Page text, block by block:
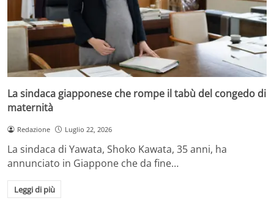
La sindaca giapponese che rompe il tabù del congedo di
maternità
Redazione Luglio 22, 2026
La sindaca di Yawata, Shoko Kawata, 35 anni, ha
annunciato in Giappone che da fine…
Leggi di più